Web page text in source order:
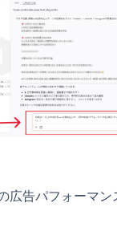
広告パフォーマン